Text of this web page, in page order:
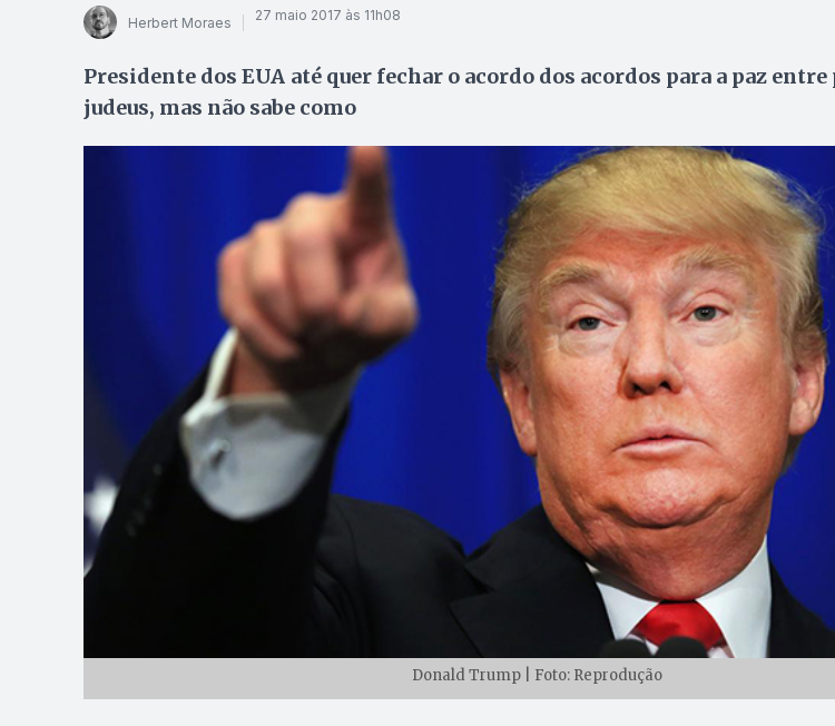
Herbert Moraes 27 maio 2017 às 11h08
Presidente dos EUA até quer fechar o acordo dos acordos para a paz
judeus, mas não sabe como
Donald Trump | Foto: Reprodução